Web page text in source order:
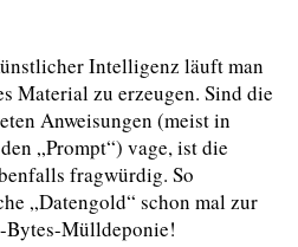
Intelligenz läuft man
Material zu erzeugen. Sind die
Anweisungen (meist in
„Prompt“) vage, ist die
fragwürdig. So
„Datengold“ schon mal zur
Bytes-Mülldeponie!